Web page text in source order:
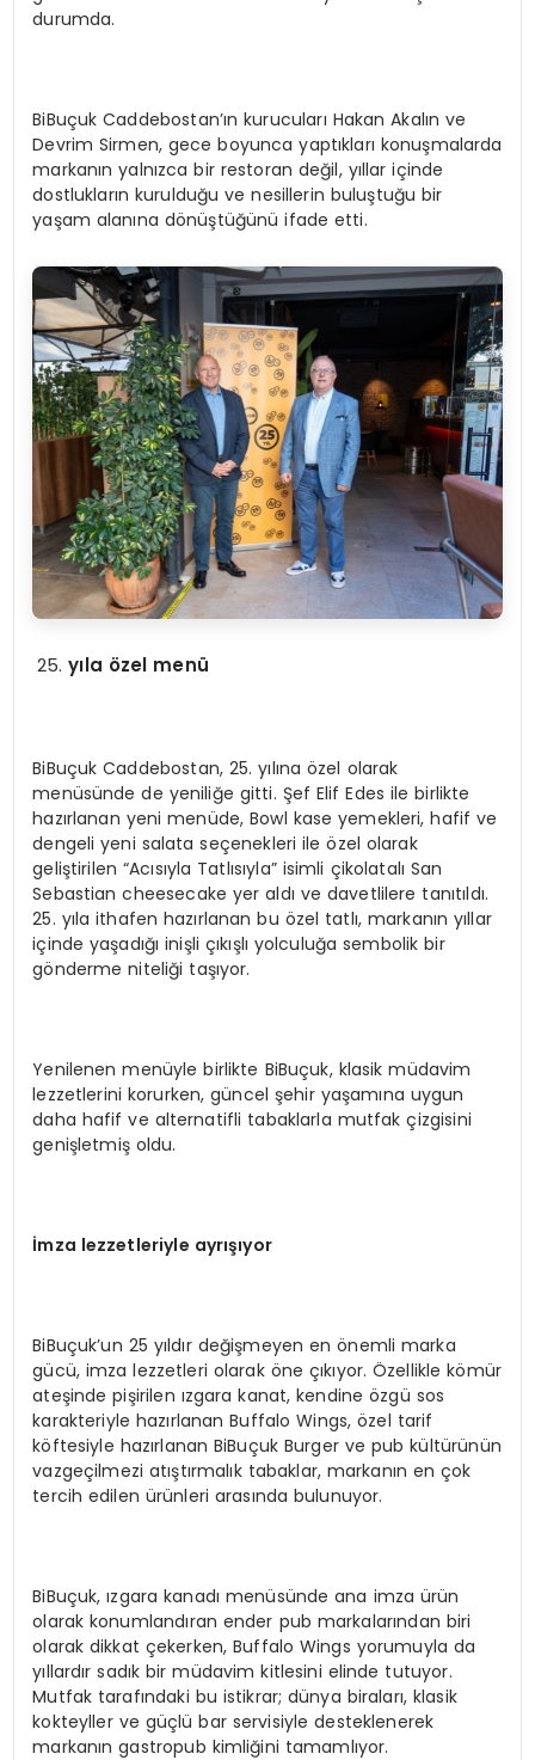
durumda.
BiBuçuk Caddebostan’ın kurucuları Hakan Akalın ve
Devrim Sirmen, gece boyunca yaptıkları konuşmalarda
markanın yalnızca bir restoran değil, yıllar içinde
dostlukların kurulduğu ve nesillerin buluştuğu bir
yaşam alanına dönüştüğünü ifade etti.
yıla özel menü
BiBuçuk Caddebostan, 25. yılına özel olarak
menüsünde de yeniliğe gitti. Şef Elif Edes ile birlikte
hazırlanan yeni menüde, Bowl kase yemekleri, hafif ve
dengeli yeni salata seçenekleri ile özel olarak
geliştirilen “Acısıyla Tatlısıyla” isimli çikolatalı San
Sebastian cheesecake yer aldı ve davetlilere tanıtıldı.
25. yıla ithafen hazırlanan bu özel tatlı, markanın yıllar
içinde yaşadığı inişli çıkışlı yolculuğa sembolik bir
gönderme niteliği taşıyor.
Yenilenen menüyle birlikte BiBuçuk, klasik müdavim
lezzetlerini korurken, güncel şehir yaşamına uygun
daha hafif ve alternatifli tabaklarla mutfak çizgisini
genişletmiş oldu.
İmza lezzetleriyle ayrışıyor
BiBuçuk’un 25 yıldır değişmeyen en önemli marka
gücü, imza lezzetleri olarak öne çıkıyor. Özellikle kömür
ateşinde pişirilen ızgara kanat, kendine özgü sos
karakteriyle hazırlanan Buffalo Wings, özel tarif
köftesiyle hazırlanan BiBuçuk Burger ve pub kültürünün
vazgeçilmezi atıştırmalık tabaklar, markanın en çok
tercih edilen ürünleri arasında bulunuyor.
BiBuçuk, ızgara kanadı menüsünde ana imza ürün
olarak konumlandıran ender pub markalarından biri
olarak dikkat çekerken, Buffalo Wings yorumuyla da
yıllardır sadık bir müdavim kitlesini elinde tutuyor.
Mutfak tarafındaki bu istikrar; dünya biraları, klasik
kokteyller ve güçlü bar servisiyle desteklenerek
markanın gastropub kimliğini tamamlıyor.